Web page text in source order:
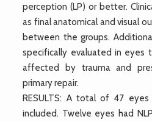
perception (LP) or better.
as final anatomical and visual
between the groups.
specifically evaluated in eyes
affected by trauma and
primary repair.
RESULTS: A total of 47
included. Twelve eyes had